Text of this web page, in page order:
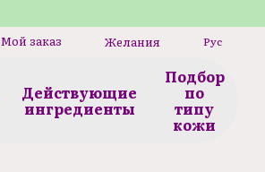
Мой заказ Желания Рус
Действующие
ингредиенты
Подбор
по
типу
кожи